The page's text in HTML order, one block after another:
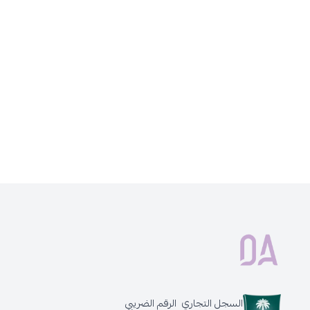
السجل التجاري الرقم الضريبي